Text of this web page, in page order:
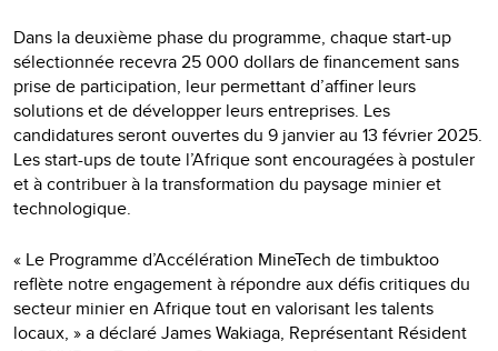
Dans la deuxième phase du programme, chaque start-up
sélectionnée recevra 25 000 dollars de financement sans
prise de participation, leur permettant d’affiner leurs
solutions et de développer leurs entreprises. Les
candidatures seront ouvertes du 9 janvier au 13 février 2025.
Les start-ups de toute l’Afrique sont encouragées à postuler
et à contribuer à la transformation du paysage minier et
technologique.
« Le Programme d’Accélération MineTech de timbuktoo
reflète notre engagement à répondre aux défis critiques du
secteur minier en Afrique tout en valorisant les talents
locaux, » a déclaré James Wakiaga, Représentant Résident